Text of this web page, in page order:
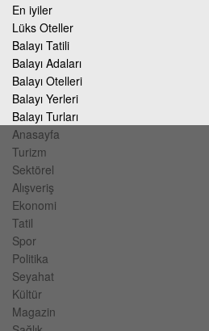
En iyiler
Lüks Oteller
Balayı Tatili
Balayı Adaları
Balayı Otelleri
Balayı Yerleri
Balayı Turları
Anasayfa
Turizm
Sektörel
Alışveriş
Ekonomi
Tatil
Spor
Politika
Seyahat
Kültür
Magazin